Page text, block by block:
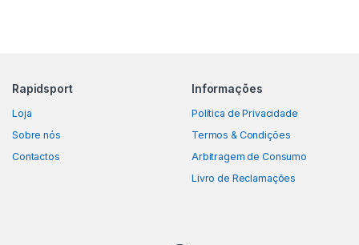
Rapidsport
Loja
Sobre nós
Contactos
Informações
Política de Privacidade
Termos & Condições
Arbitragem de Consumo
Livro de Reclamações